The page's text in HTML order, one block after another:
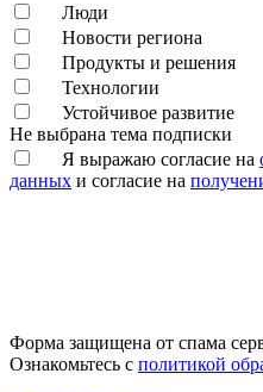
Люди
Новости региона
Продукты и решения
Технологии
Устойчивое развитие
Не выбрана тема подписки
Я выражаю согласие на
данных и согласие на
Форма защищена от спама
Ознакомьтесь с политикой